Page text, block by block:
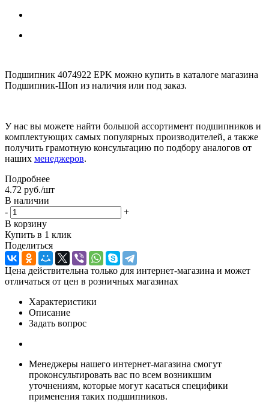
Подшипник 4074922 EPK можно купить в каталоге магазина
Подшипник-Шоп из наличия или под заказ.
У нас вы можете найти большой ассортимент подшипников и
комплектующих самых популярных производителей, а также
получить грамотную консультацию по подбору аналогов от
наших менеджеров.
Подробнее
4.72 руб./шт
В наличии
-
+
В корзину
Купить в 1 клик
Поделиться
Цена действительна только для интернет-магазина и может
отличаться от цен в розничных магазинах
Характеристики
Описание
Задать вопрос
Менеджеры нашего интернет-магазина смогут
проконсультировать вас по всем возникшим
уточнениям, которые могут касаться специфики
применения таких подшипников.